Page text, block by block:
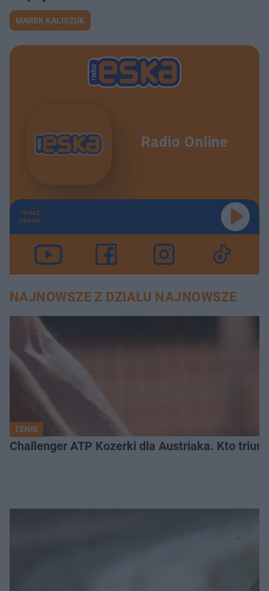
MAREK KALISZUK
Radio Online
TERAZ
GRAMY
NAJNOWSZE Z DZIAŁU NAJNOWSZE
TENIS
Challenger ATP Kozerki dla Austriaka. Kto